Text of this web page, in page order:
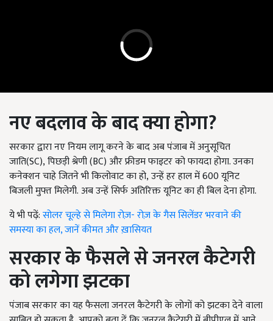
नए बदलाव के बाद क्या होगा?
सरकार द्वारा नए नियम लागू करने के बाद अब पंजाब में अनुसूचित
जाति(SC),पिछड़ी श्रेणी (BC) और फ्रीडम फाइटर को फायदा होगा. उनका
कनेक्शन चाहे जितने भी किलोवाट का हो,उन्हें हर हाल में600यूनिट
बिजली मुफ्त मिलेगी.अब उन्हें सिर्फ अतिरिक्त यूनिट का ही बिल देना होगा.
ये भी पढ़ें:सोलर चूल्हे से मिलेगा रोज़- रोज़ के गैस सिलेंडर भरवाने की
समस्या का हल, जानें कीमत और ख़ासियत
सरकार के फैसले से जनरल कैटेगरी
को लगेगा झटका
पंजाब सरकार का यह फैसला जनरल कैटेगरी के लोगों को झटका देने वाला